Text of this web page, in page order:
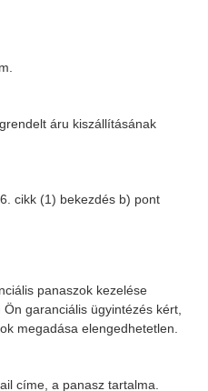
áru kiszállításának
cikk (1) bekezdés b) pont
panaszok kezelése
garanciális ügyintézés kért,
megadása elengedhetetlen.
címe, a panasz tartalma.